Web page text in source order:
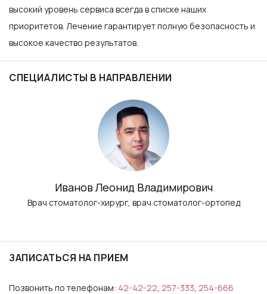
высокий уровень сервиса всегда в списке наших
приоритетов. Лечение гарантирует полную безопасность и
высокое качество результатов.
СПЕЦИАЛИСТЫ В НАПРАВЛЕНИИ
Иванов Леонид Владимирович
Врач стоматолог-хирург, врач стоматолог-ортопед
ЗАПИСАТЬСЯ НА ПРИЕМ
Позвонить по телефонам: 42-42-22, 257-333, 254-666